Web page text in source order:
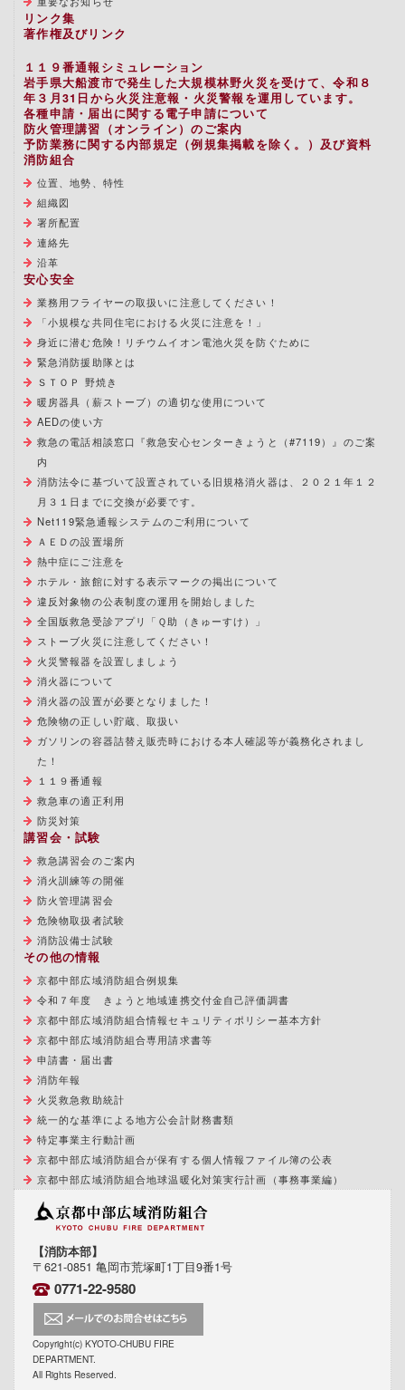
リンク集
著作権及びリンク
１１９番通報シミュレーション
岩手県大船渡市で発生した大規模林野火災を受けて、令和８
年３月31日から火災注意報・火災警報を運用しています。
各種申請・届出に関する電子申請について
防火管理講習（オンライン）のご案内
予防業務に関する内部規定（例規集掲載を除く。）及び資料
消防組合
位置、地勢、特性
組織図
署所配置
連絡先
沿革
安心安全
業務用フライヤーの取扱いに注意してください！
「小規模な共同住宅における火災に注意を！」
身近に潜む危険！リチウムイオン電池火災を防ぐために
緊急消防援助隊とは
ＳＴＯＰ 野焼き
暖房器具（薪ストーブ）の適切な使用について
AEDの使い方
救急の電話相談窓口『救急安心センターきょうと（#7119）』のご案
内
消防法令に基づいて設置されている旧規格消火器は、２０２１年１２
月３１日までに交換が必要です。
Net119緊急通報システムのご利用について
ＡＥＤの設置場所
熱中症にご注意を
ホテル・旅館に対する表示マークの掲出について
違反対象物の公表制度の運用を開始しました
全国版救急受診アプリ「Ｑ助（きゅーすけ）」
ストーブ火災に注意してください！
火災警報器を設置しましょう
消火器について
消火器の設置が必要となりました！
危険物の正しい貯蔵、取扱い
ガソリンの容器詰替え販売時における本人確認等が義務化されまし
た！
１１９番通報
救急車の適正利用
防災対策
講習会・試験
救急講習会のご案内
消火訓練等の開催
防火管理講習会
危険物取扱者試験
消防設備士試験
その他の情報
京都中部広域消防組合例規集
令和７年度 きょうと地域連携交付金自己評価調書
京都中部広域消防組合情報セキュリティポリシー基本方針
京都中部広域消防組合専用請求書等
申請書・届出書
消防年報
火災救急救助統計
統一的な基準による地方公会計財務書類
特定事業主行動計画
京都中部広域消防組合が保有する個人情報ファイル簿の公表
京都中部広域消防組合地球温暖化対策実行計画（事務事業編）
【消防本部】
〒621-0851 亀岡市荒塚町1丁目9番1号
0771-22-9580
Copyright(c) KYOTO-CHUBU FIRE
DEPARTMENT.
All Rights Reserved.